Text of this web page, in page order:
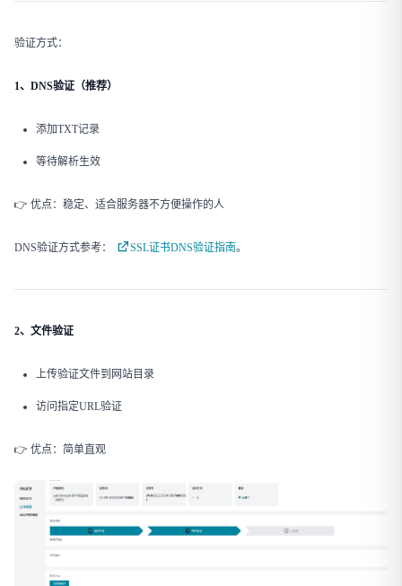
验证方式：
1、DNS验证（推荐）
添加TXT记录
等待解析生效
👉 优点：稳定、适合服务器不方便操作的人
DNS验证方式参考： SSL证书DNS验证指南。
2、文件验证
上传验证文件到网站目录
访问指定URL验证
👉 优点：简单直观